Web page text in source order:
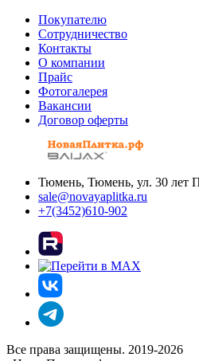
Покупателю
Сотрудничество
Контакты
О компании
Прайс
Фотогалерея
Вакансии
Договор оферты
Тюмень, Тюмень, ул. 30 лет
sale@novayaplitka.ru
+7(3452)610-902
Все права защищены. 2019-2026